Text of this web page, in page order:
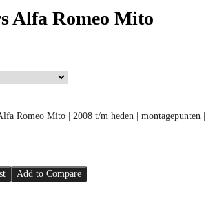
Alfa Romeo Mito
Add to Compare